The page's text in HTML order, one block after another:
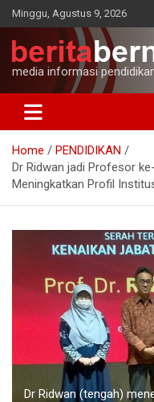
Skip
to
content
Minggu, Agustus 9, 2026
media informasi
Home
PENDIDIKAN
Dr Ridwan jadi Profesor
Meningkatkan Profil
Dr Ridwan (tengah)